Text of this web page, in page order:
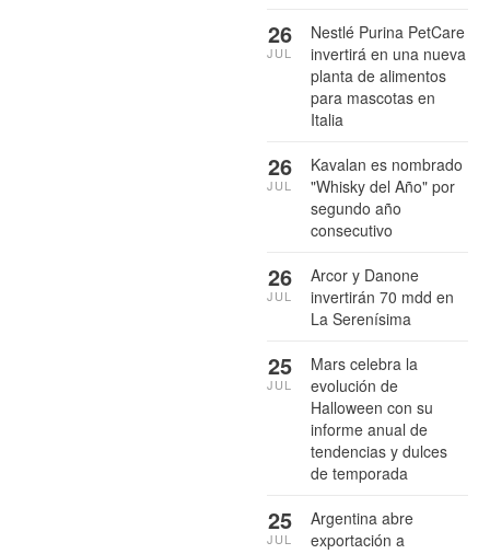
Nestlé Purina PetCare
invertirá en una nueva
planta de alimentos
para mascotas en
Italia
26
JUL
Kavalan es nombrado
"Whisky del Año" por
segundo año
consecutivo
26
JUL
Arcor y Danone
invertirán 70 mdd en
La Serenísima
26
JUL
Mars celebra la
evolución de
Halloween con su
informe anual de
tendencias y dulces
de temporada
25
JUL
Argentina abre
exportación a
25
JUL